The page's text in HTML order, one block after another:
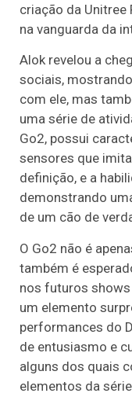
criação da Unitree
na vanguarda da
Alok revelou a
sociais,
com ele, mas
uma série de
Go2, possui
sensores que
definição, e a
demonstrando
de um cão de
O Go2 não é
também é
nos futuros
um elemento
performances do
de entusiasmo e
alguns dos quais
elementos da